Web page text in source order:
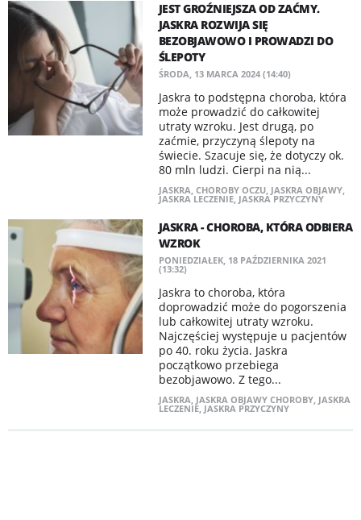
JEST GROŹNIEJSZA OD ZAĆMY.
JASKRA ROZWIJA SIĘ
BEZOBJAWOWO I PROWADZI DO
ŚLEPOTY
ŚRODA, 13 MARCA 2024 (14:40)
Jaskra to podstępna choroba, która
może prowadzić do całkowitej
utraty wzroku. Jest drugą, po
zaćmie, przyczyną ślepoty na
świecie. Szacuje się, że dotyczy ok.
80 mln ludzi. Cierpi na nią...
JASKRA, CHOROBY OCZU, JASKRA OBJAWY,
JASKRA LECZENIE, JASKRA PRZYCZYNY
JASKRA - CHOROBA, KTÓRA ODBIERA
WZROK
PONIEDZIAŁEK, 18 PAŹDZIERNIKA 2021
(13:32)
Jaskra to choroba, która
doprowadzić może do pogorszenia
lub całkowitej utraty wzroku.
Najczęściej występuje u pacjentów
po 40. roku życia. Jaskra
początkowo przebiega
bezobjawowo. Z tego...
JASKRA, JASKRA OBJAWY CHOROBY, JASKRA
LECZENIE, JASKRA PRZYCZYNY